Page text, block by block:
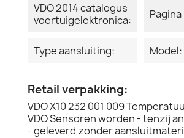
VDO 2014 catalogus
voertuigelektronica:
Pagina
Type aansluiting: Model:
Retail verpakking:
VDO X10 232 001 009
VDO Sensoren worden - tenzij
- geleverd zonder